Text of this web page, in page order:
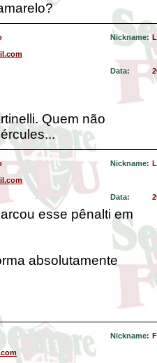
Nickname:
Data:
Quem não
Nickname:
Data:
esse pênalti em
absolutamente
Nickname: